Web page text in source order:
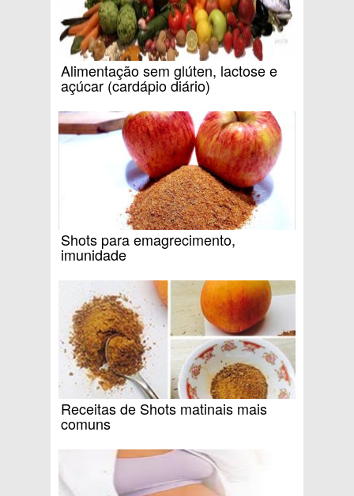
Alimentação sem glúten, lactose e
açúcar (cardápio diário)
Shots para emagrecimento,
imunidade
Receitas de Shots matinais mais
comuns